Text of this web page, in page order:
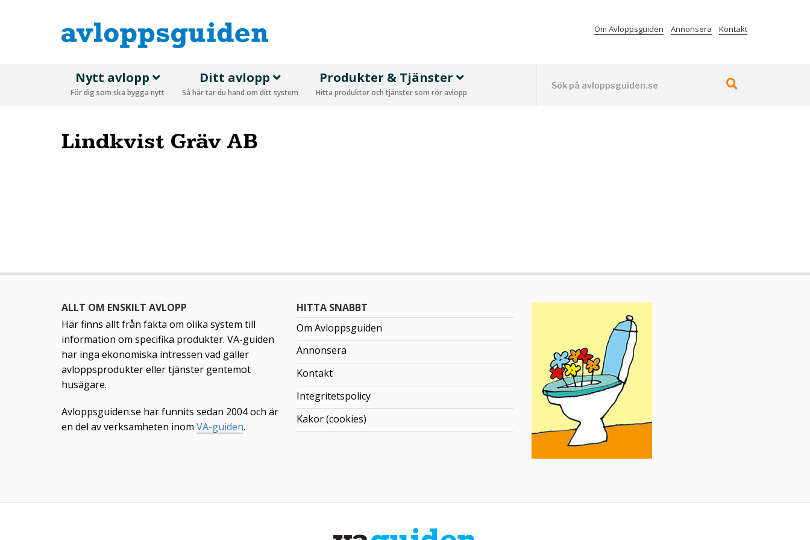
Om Avloppsguiden Annonsera Kontakt
Nytt avlopp
För dig som ska bygga nytt
Ditt avlopp
Så här tar du hand om ditt system
Produkter & Tjänster
Hitta produkter och tjänster som rör avlopp
Lindkvist Gräv AB
ALLT OM ENSKILT AVLOPP
Här finns allt från fakta om olika system till
information om specifika produkter. VA-guiden
har inga ekonomiska intressen vad gäller
avloppsprodukter eller tjänster gentemot
husägare.
Avloppsguiden.se har funnits sedan 2004 och är
en del av verksamheten inom VA-guiden.
HITTA SNABBT
Om Avloppsguiden
Annonsera
Kontakt
Integritetspolicy
Kakor (cookies)